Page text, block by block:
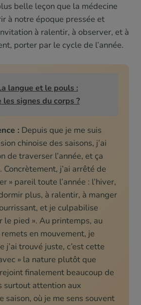
belle leçon que la médecine
à notre époque pressée et
à ralentir, à observer, et à
porter par le cycle de l’année.
langue et le pouls :
signes du corps ?
: Depuis que je me suis
chinoise des saisons, j’ai
de traverser l’année, et ça
Concrètement, j’ai arrêté de
» pareil toute l’année : l’hiver,
plus, à ralentir, à manger
et je culpabilise
le pied ». Au printemps, au
en mouvement, je
j’ai trouvé juste, c’est cette
» la nature plutôt que
finalement beaucoup de
surtout attention aux
saison, où je me sens souvent